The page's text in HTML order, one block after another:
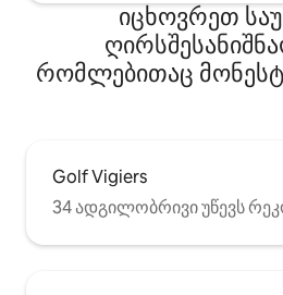
იცხოვრეთ
რომლებითაც
Golf Vigiers
34 ადგილობრივი უწევს